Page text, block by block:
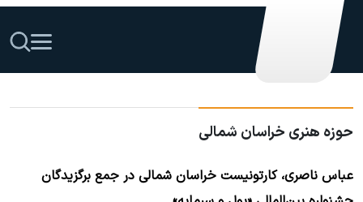
حوزه هنری خراسان شمالی
عباس ناصری، کارتونیست خراسان شمالی در جمع برگزیدگان